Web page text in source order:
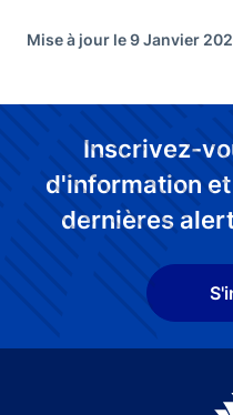
Mise à jour le 9 Janvier
Inscrivez-
d'information
dernières